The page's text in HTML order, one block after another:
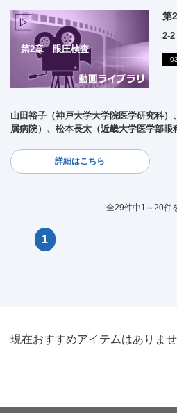
第2章 眼圧検査
第
2-
山田裕子（神戸大学大学院医学研究科
属病院）、松本長太（近畿大学医学部眼
詳細はこちら
全29件中1～20件
1
現在おすすめアイテムはありませ